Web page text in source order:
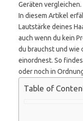
Geräten vergleichen.
In diesem Artikel
Lautstärke deines
auch wenn du kein
du brauchst und wie
einordnest. So
oder noch in
Table of